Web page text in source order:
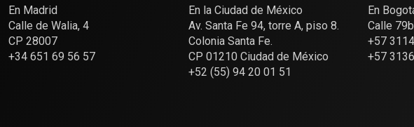
En Madrid
Calle de Walia, 4
CP 28007
+34 651 69 56 57
En la Ciudad de México
Av. Santa Fe 94, torre A, piso 8.
Colonia Santa Fe.
CP 01210 Ciudad de México
+52 (55) 94 20 01 51
En
Calle
+57
+57